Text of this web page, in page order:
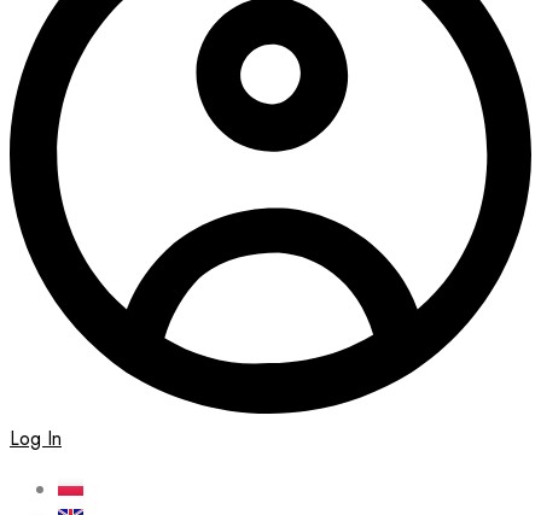
Log In